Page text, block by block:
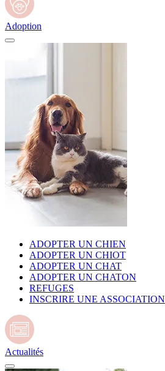
Adoption
ADOPTER UN CHIEN
ADOPTER UN CHIOT
ADOPTER UN CHAT
ADOPTER UN CHATON
REFUGES
INSCRIRE UNE ASSOCIATION
Actualités